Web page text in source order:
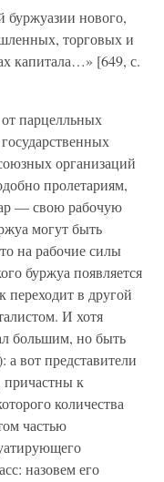
буржуазии нового,
торговых и
капитала…» [649, с.
парцелльных
организаций
пролетариям,
— свою рабочую
могут быть
на рабочие силы
буржуа появляется
в другой
И хотя
большим, но быть
вот представители
причастны к
количества
частью
назовем его